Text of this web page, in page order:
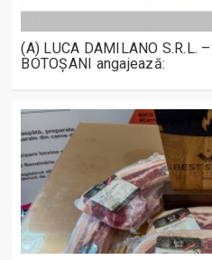
(A) LUCA DAMILANO S.R.L.
BOTOȘANI angajează: